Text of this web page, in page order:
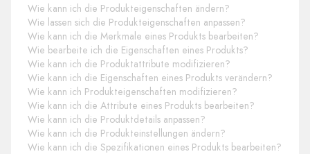
Wie kann ich die Produkteigenschaften ändern?
Wie lassen sich die Produkteigenschaften anpassen?
Wie kann ich die Merkmale eines Produkts bearbeiten?
Wie bearbeite ich die Eigenschaften eines Produkts?
Wie kann ich die Produktattribute modifizieren?
Wie kann ich die Eigenschaften eines Produkts verändern?
Wie kann ich Produkteigenschaften modifizieren?
Wie kann ich die Attribute eines Produkts bearbeiten?
Wie kann ich die Produktdetails anpassen?
Wie kann ich die Produkteinstellungen ändern?
Wie kann ich die Spezifikationen eines Produkts bearbeiten?